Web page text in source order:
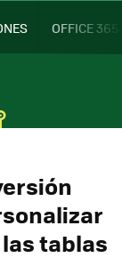
OFFICE 365
tablas